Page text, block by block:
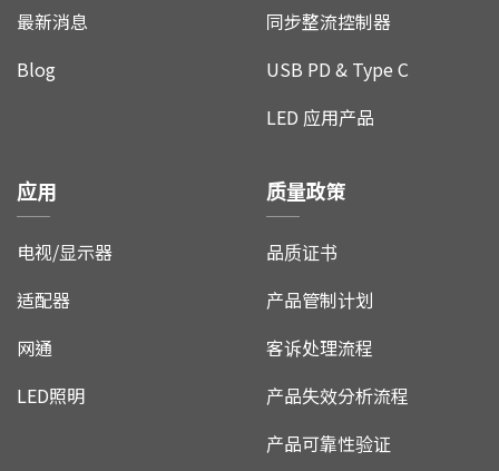
最新消息
Blog
同步整流控制器
USB PD & Type C
LED 应用产品
应用
电视/显示器
适配器
网通
LED照明
质量政策
品质证书
产品管制计划
客诉处理流程
产品失效分析流程
产品可靠性验证